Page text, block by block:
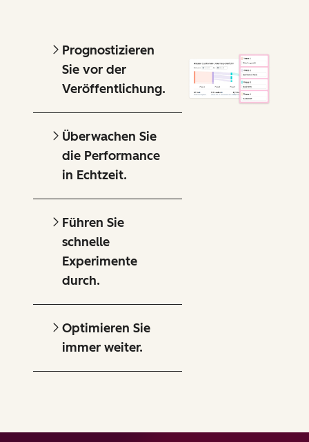
Prognostizieren
Sie vor der
Veröffentlichung.
Überwachen Sie
die Performance
in Echtzeit.
Führen Sie
schnelle
Experimente
durch.
Optimieren Sie
immer weiter.